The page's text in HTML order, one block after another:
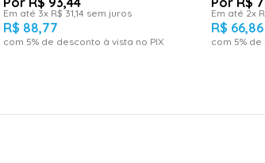
Em até 3x R$ 31 14 sem juros
R$ 88,77
com 5% de desconto à vista no PIX
Em até 2x
R$ 66,86
com 5% de